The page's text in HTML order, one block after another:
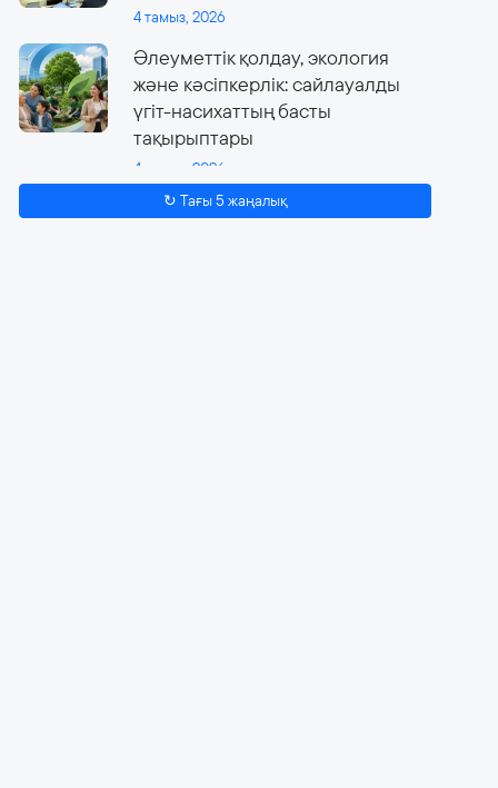
4 тамыз, 2026
Әлеуметтік қолдау, экология
және кәсіпкерлік: сайлауалды
үгіт-насихаттың басты
тақырыптары
4 тамыз, 2026
↻ Тағы 5 жаңалық